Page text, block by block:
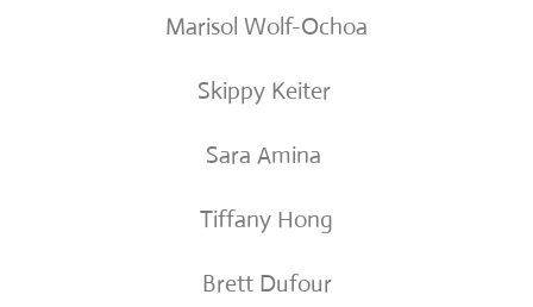
Marisol Wolf-Ochoa
Skippy Keiter
Sara Amina
Tiffany Hong
Brett Dufour